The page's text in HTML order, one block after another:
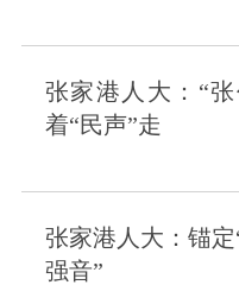
张家港人大：“
着“民声”走
张家港人大：锚
强音”